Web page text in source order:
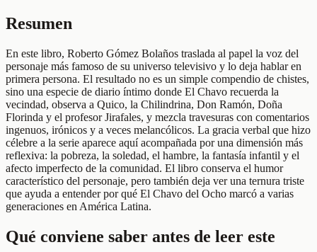
Resumen
En este libro, Roberto Gómez Bolaños traslada al papel la voz del
personaje más famoso de su universo televisivo y lo deja hablar en
primera persona. El resultado no es un simple compendio de chistes,
sino una especie de diario íntimo donde El Chavo recuerda la
vecindad, observa a Quico, la Chilindrina, Don Ramón, Doña
Florinda y el profesor Jirafales, y mezcla travesuras con comentarios
ingenuos, irónicos y a veces melancólicos. La gracia verbal que hizo
célebre a la serie aparece aquí acompañada por una dimensión más
reflexiva: la pobreza, la soledad, el hambre, la fantasía infantil y el
afecto imperfecto de la comunidad. El libro conserva el humor
característico del personaje, pero también deja ver una ternura triste
que ayuda a entender por qué El Chavo del Ocho marcó a varias
generaciones en América Latina.
Qué conviene saber antes de leer este